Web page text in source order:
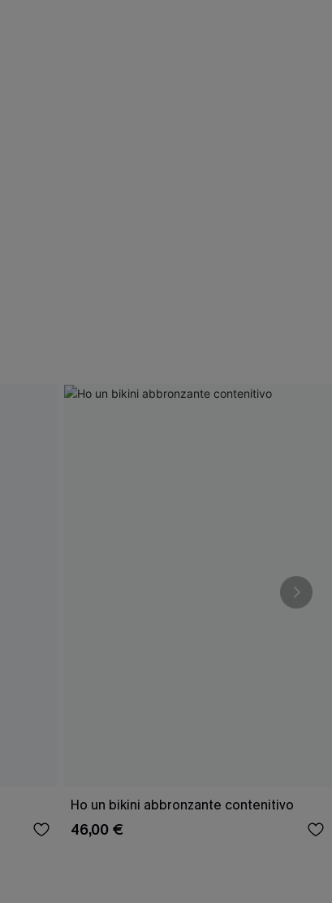
Ho un bikini abbronzante contenitivo
46,00 €